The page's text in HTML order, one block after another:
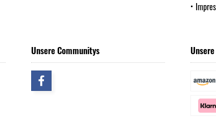
Unsere Communitys